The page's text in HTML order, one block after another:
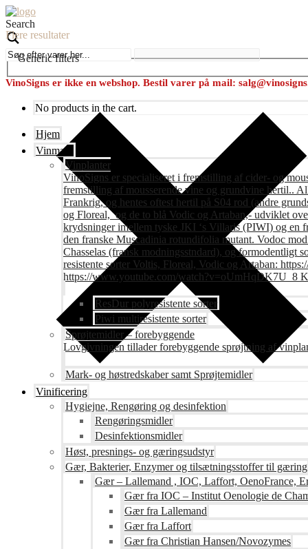
Search
Flere resultater
Generic filters
VinoSigns er ikke en webshop. Bestil varer på mail:
No products in the cart.
Hjem
Vinmark
Vinplanter
VinoSigns er specialiseret i fremstilling af cider- og
fremstilling af mousserende vine og grundvine hertil..
Frankrig, og hentes oftest hertil på S04 rod (andre
og Floreal, og de to blå Vodic og Artaban,- udviklet
krydsninger imellem tyske JKI ‘s Villaris (PIWI) og en
den franske Muscadinia rotundifolia mutant. Vodoc
Chasselas (fransk modningsstndard), og formodentligt
resistente sorter Voltis, Floreal, Vodic og Artaban:
https://www.youtube.com/watch?v=oUmHqDK7U_8
ResDur polyresistente sorter
Piwi multiresistente sorter
Sprøjtemidler – forebyggende
Lovgivningen tillader forebyggende sprøjtning af
Mark- og høstredskaber samt Sprøjtemidler
Vinificering
Hygiejne, Rengøring og desinfektion
Rengøringsmidler
Desinfektionsmidler
Høst, presnings- og gæringsudstyr
Gær, Bakterier, Enzymer og tilsætningsstoffer til gæring
Gær – Lallemand , IOC, Laffort, OenoFrance,
Gær fra IOC – Institut Oenologie de
Gær fra Lallemand
Gær fra Laffort
Gær fra Christian Hansen/Novozymes